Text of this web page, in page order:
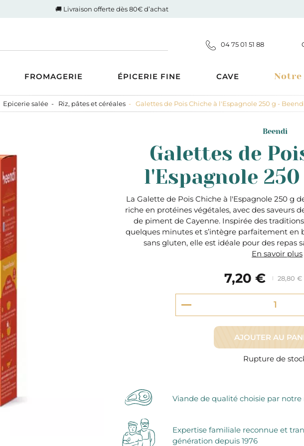
🚚 Livraison offerte dès 80€ d’achat
04 75 01 51 88
Gigot de Drôme-Ardèche
Poulet fermier de Quentin
Nos saucisses maison
Sélection
Découvrir
FROMAGERIE
Rhône-Alpes
Fromager
Découvrez notre
ÉPICERIE FINE
et mueslis
biscottes et pains
et préparations pour dessert
chauds
Boutique à
Découvrez
CAVE
Et Calvados
Et Crème
Et Cachaca
Epicerie salée Riz, pâtes et céréales Galettes de Pois Chiche à l'Espagnole 250 g -
Beendi
Galettes de
l'Espagnole
La Galette de Pois Chiche à l'Espagnole 250 g
riche en protéines végétales, avec des saveurs
de piment de Cayenne. Inspirée des
quelques minutes et s’intègre parfaitement en
sans gluten, elle est idéale pour des repas
En savoir plus
7,20 € 28,80 €
AJOUTER AU
Rupture de
Viande de qualité choisie par
Expertise familiale reconnue et
génération depuis 1976